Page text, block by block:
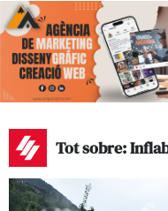
Tot sobre: